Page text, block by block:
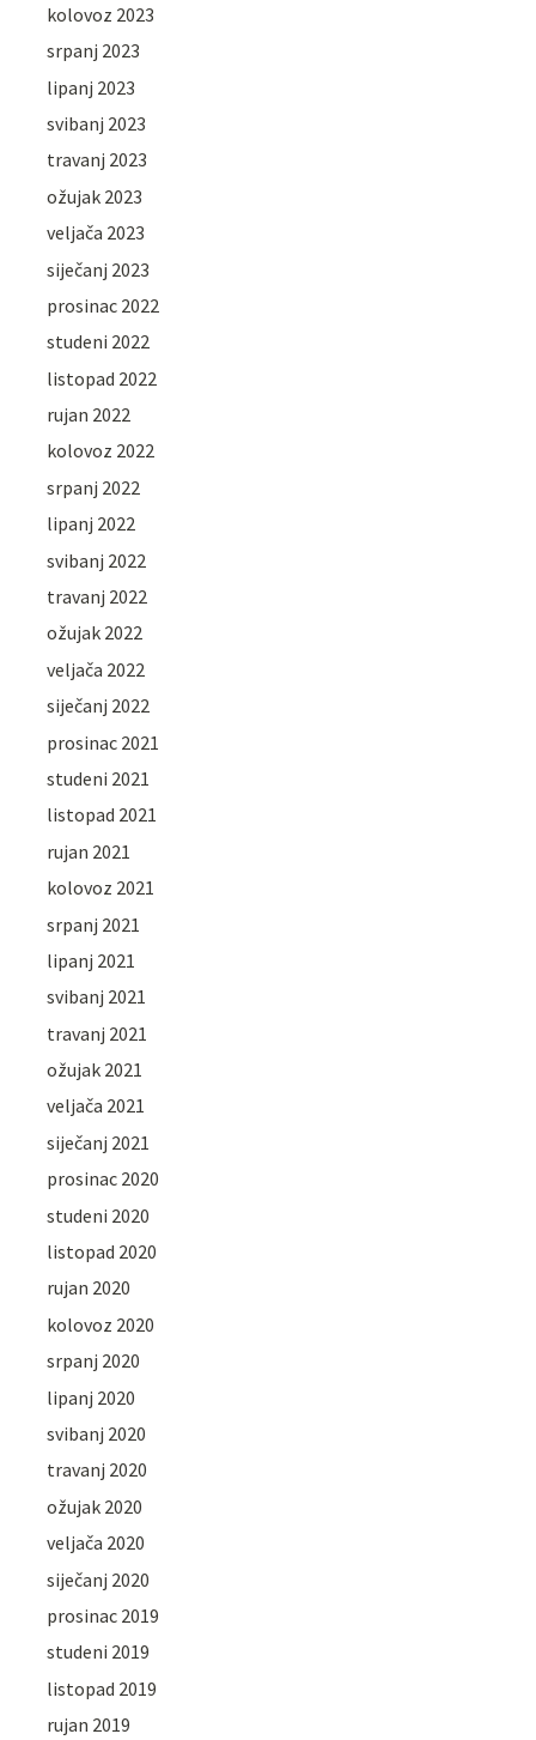
kolovoz 2023
srpanj 2023
lipanj 2023
svibanj 2023
travanj 2023
ožujak 2023
veljača 2023
siječanj 2023
prosinac 2022
studeni 2022
listopad 2022
rujan 2022
kolovoz 2022
srpanj 2022
lipanj 2022
svibanj 2022
travanj 2022
ožujak 2022
veljača 2022
siječanj 2022
prosinac 2021
studeni 2021
listopad 2021
rujan 2021
kolovoz 2021
srpanj 2021
lipanj 2021
svibanj 2021
travanj 2021
ožujak 2021
veljača 2021
siječanj 2021
prosinac 2020
studeni 2020
listopad 2020
rujan 2020
kolovoz 2020
srpanj 2020
lipanj 2020
svibanj 2020
travanj 2020
ožujak 2020
veljača 2020
siječanj 2020
prosinac 2019
studeni 2019
listopad 2019
rujan 2019